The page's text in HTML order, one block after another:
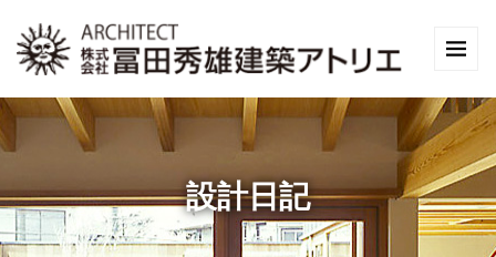
設計日記